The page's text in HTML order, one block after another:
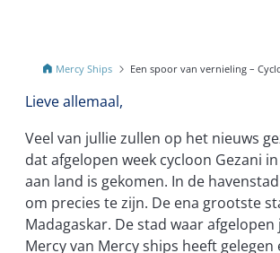
Mercy Ships Een spoor van vernieling –
Lieve allemaal,
Veel van jullie zullen op het nieuws
dat afgelopen week cycloon Gezani
aan land is gekomen. In de
om precies te zijn. De ena grootste
Madagaskar. De stad waar afgelopen
Mercy van Mercy ships heeft gelegen